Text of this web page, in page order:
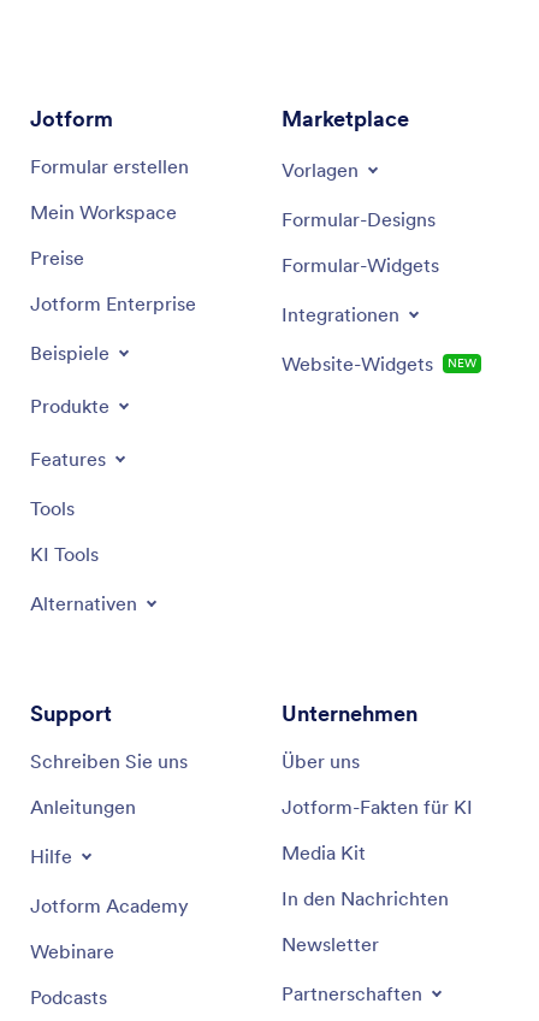
Master Sets
Werkzeugkästen
Nüsse und Steckschlüssel
Schraubenschlüssel
Sechskantschlüssel
Schraubendreher
Brecheisen
Hämmer
Ziehgeräte
Jotform
Formular erstellen
Mein Workspace
Preise
Jotform Enterprise
Beispiele
Produkte
Features
Tools
KI Tools
Alternativen
Marketplace
Vorlagen
Formular-Designs
Formular-Widgets
Integrationen
Website-Widgets NEW
Support
Schreiben Sie uns
Anleitungen
Hilfe
Jotform Academy
Webinare
Podcasts
Unternehmen
Über uns
Jotform-Fakten für KI
Media Kit
In den Nachrichten
Newsletter
Partnerschaften